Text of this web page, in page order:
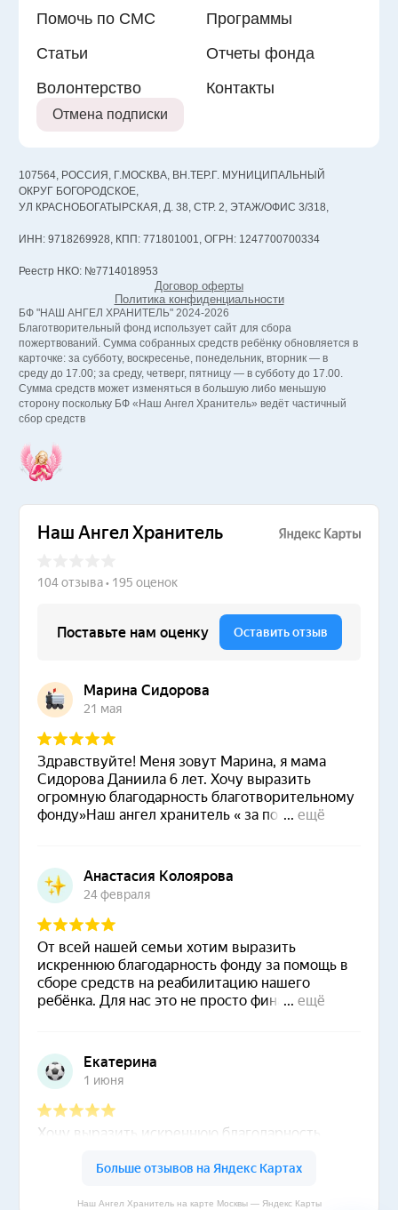
Помочь по СМС
Программы
Статьи
Отчеты фонда
Волонтерство
Контакты
Отмена подписки
107564, РОССИЯ, Г.МОСКВА, ВН.ТЕР.Г. МУНИЦИПАЛЬНЫЙ
ОКРУГ БОГОРОДСКОЕ,
УЛ КРАСНОБОГАТЫРСКАЯ, Д. 38, СТР. 2, ЭТАЖ/ОФИС 3/318,
ИНН: 9718269928, КПП: 771801001, ОГРН: 1247700700334
Реестр НКО: №7714018953
Договор оферты
Политика конфиденциальности
БФ "НАШ АНГЕЛ ХРАНИТЕЛЬ" 2024-2026
Благотворительный фонд использует сайт для сбора
пожертвований. Сумма собранных средств ребёнку обновляется в
карточке: за субботу, воскресенье, понедельник, вторник — в
среду до 17.00; за среду, четверг, пятницу — в субботу до 17.00.
Сумма средств может изменяться в большую либо меньшую
сторону поскольку БФ «Наш Ангел Хранитель» ведёт частичный
сбор средств
Наш Ангел Хранитель на карте Москвы — Яндекс Карты